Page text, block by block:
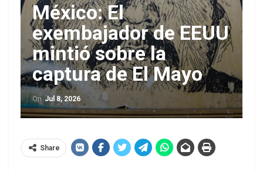
México: El
exembajador de EEUU
mintió sobre la
captura de El Mayo
On Jul 8, 2026
Share